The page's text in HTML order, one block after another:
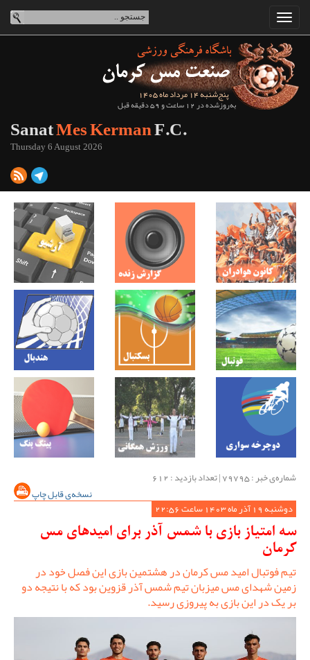
پنج‌شنبه 14 مرداد ماه 1405
به‌روزشده در 12 ساعت و 59 دقیقه قبل
SanatMes KermanF.C.
Thursday 6 August 2026
شماره‌ی خبر : ‌79795 | تعداد بازدید : 612
نسخه‌ی قابل چاپ
دوشنبه 19 آذر ماه 1403 ساعت 22:56
سه امتیاز بازی با شمس آذر برای امیدهای مس
کرمان
تیم فوتبال امید مس کرمان در هشتمین بازی این فصل خود در
زمین شهدای مس میزبان تیم شمس آذر قزوین بود که با نتیجه دو
بر یک در این بازی به پیروزی رسید.